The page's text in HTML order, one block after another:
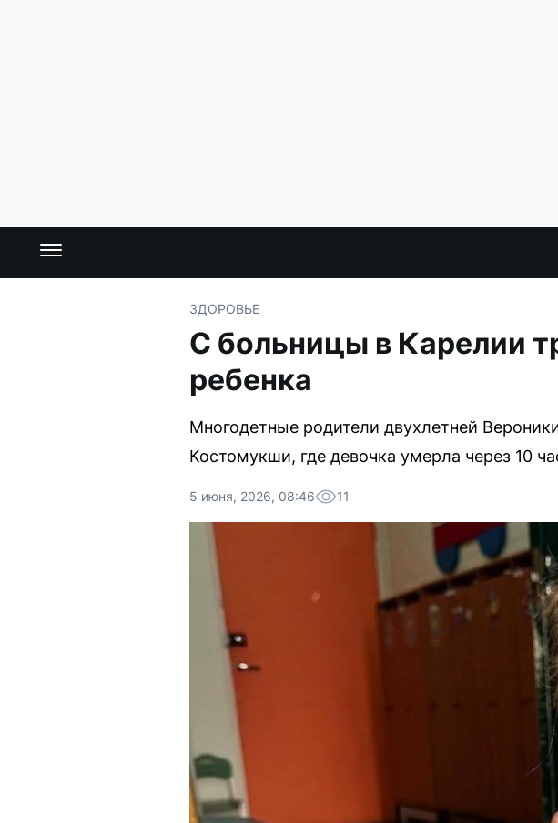
ЗДОРОВЬЕ
С больницы в Карелии
ребенка
Многодетные родители двухлетней
Костомукши, где девочка умерла через 10
5 июня, 2026, 08:46 11